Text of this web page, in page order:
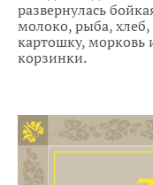
развернулась
молоко, рыба,
картошку, морковь
корзинки.